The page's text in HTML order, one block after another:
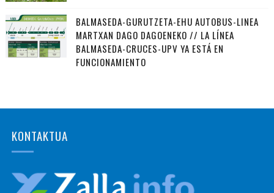
BALMASEDA-GURUTZETA-EHU AUTOBUS-LINEA
MARTXAN DAGO DAGOENEKO // LA LÍNEA
BALMASEDA-CRUCES-UPV YA ESTÁ EN
FUNCIONAMIENTO
KONTAKTUA